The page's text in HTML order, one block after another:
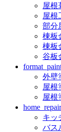
屋根
屋根
部分
棟板
棟板
谷板
外壁
屋根
屋根
キッ
バス